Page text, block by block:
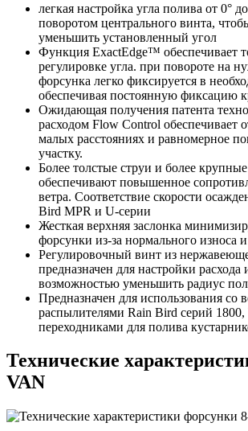
легкая настройка угла полива от 0°
поворотом центрального винта,
уменьшить установленный угол
Функция ExactEdge™ обеспечивает
регулировке угла. при повороте на
форсунка легко фиксируется в
обеспечивая постоянную фиксацию
Ожидающая получения патента
расходом Flow Control обеспечивает
малых расстояниях и равномерное
участку.
Более толстые струи и более
обеспечивают повышенное
ветра. Соответствие скорости
Bird MPR и U-серии
Жесткая верхняя заслонка
форсунки из-за нормального износа
Регулировочный винт из
предназначен для настройки расхода
возможностью уменьшить радиус
Предназначен для использования со
распылителями Rain Bird серий
переходниками для полива
Технические
VAN